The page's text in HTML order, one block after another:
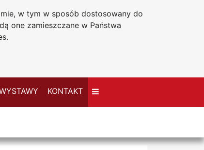
w tym w sposób dostosowany do
one zamieszczane w Państwa
Deklaracja dostępności
KONTAKT